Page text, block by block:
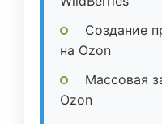
Создание
на Ozon
Массовая
Ozon